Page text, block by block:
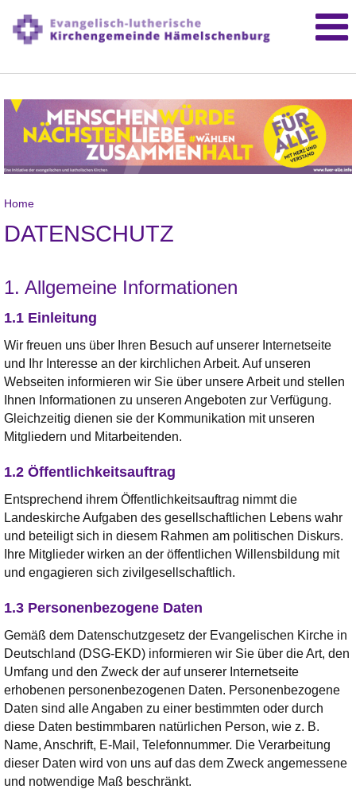
Home
DATENSCHUTZ
1. Allgemeine Informationen
1.1 Einleitung
Wir freuen uns über Ihren Besuch auf unserer Internetseite
und Ihr Interesse an der kirchlichen Arbeit. Auf unseren
Webseiten informieren wir Sie über unsere Arbeit und stellen
Ihnen Informationen zu unseren Angeboten zur Verfügung.
Gleichzeitig dienen sie der Kommunikation mit unseren
Mitgliedern und Mitarbeitenden.
1.2 Öffentlichkeitsauftrag
Entsprechend ihrem Öffentlichkeitsauftrag nimmt die
Landeskirche Aufgaben des gesellschaftlichen Lebens wahr
und beteiligt sich in diesem Rahmen am politischen Diskurs.
Ihre Mitglieder wirken an der öffentlichen Willensbildung mit
und engagieren sich zivilgesellschaftlich.
1.3 Personenbezogene Daten
Gemäß dem Datenschutzgesetz der Evangelischen Kirche in
Deutschland (DSG-EKD) informieren wir Sie über die Art, den
Umfang und den Zweck der auf unserer Internetseite
erhobenen personenbezogenen Daten. Personenbezogene
Daten sind alle Angaben zu einer bestimmten oder durch
diese Daten bestimmbaren natürlichen Person, wie z. B.
Name, Anschrift, E-Mail, Telefonnummer. Die Verarbeitung
dieser Daten wird von uns auf das dem Zweck angemessene
und notwendige Maß beschränkt.